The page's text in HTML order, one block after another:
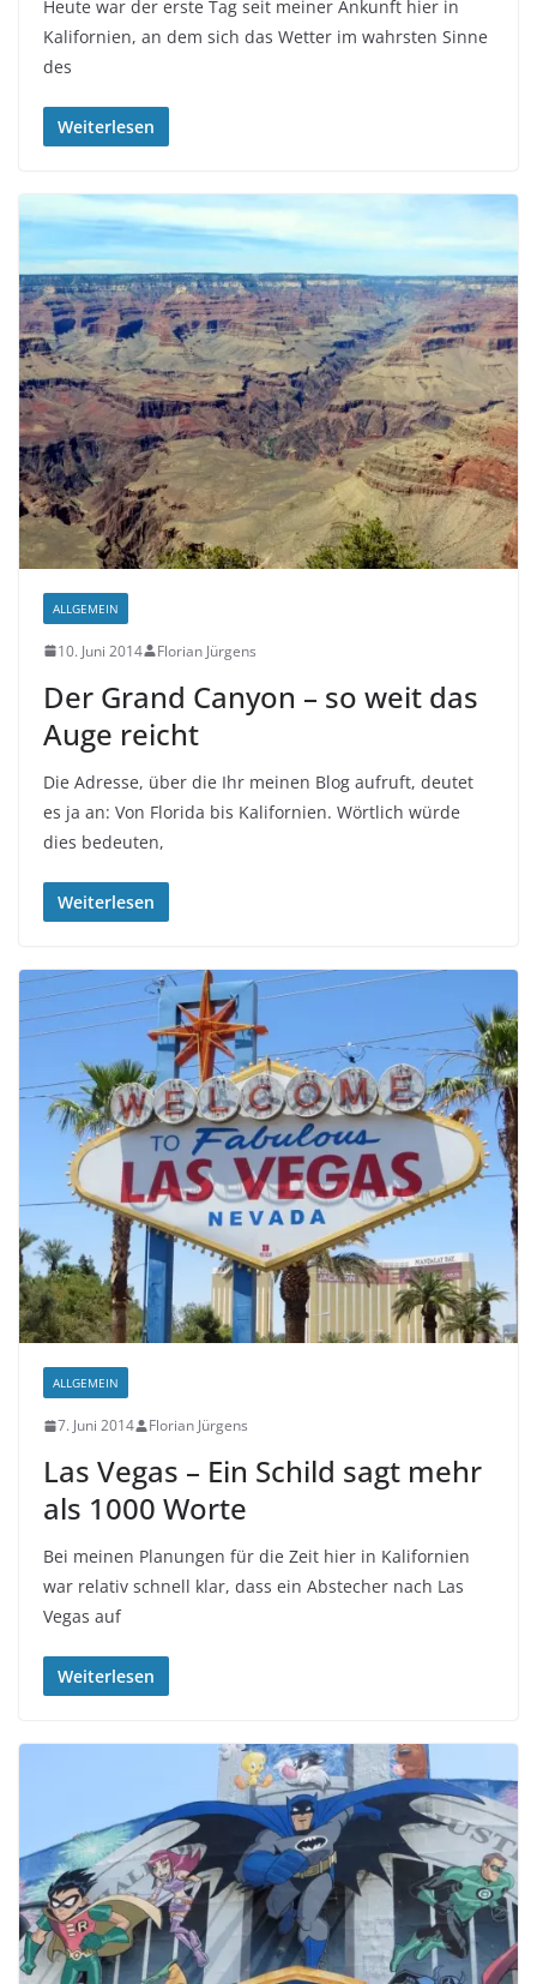
Heute war der erste Tag seit meiner Ankunft hier in
Kalifornien, an dem sich das Wetter im wahrsten Sinne
des
Weiterlesen
ALLGEMEIN
10. Juni 2014 Florian Jürgens
Der Grand Canyon – so weit das
Auge reicht
Die Adresse, über die Ihr meinen Blog aufruft, deutet
es ja an: Von Florida bis Kalifornien. Wörtlich würde
dies bedeuten,
Weiterlesen
ALLGEMEIN
7. Juni 2014 Florian Jürgens
Las Vegas – Ein Schild sagt mehr
als 1000 Worte
Bei meinen Planungen für die Zeit hier in Kalifornien
war relativ schnell klar, dass ein Abstecher nach Las
Vegas auf
Weiterlesen